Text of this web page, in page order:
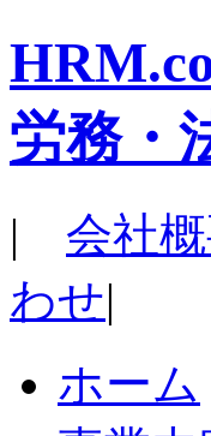
労務・
| 会社
わせ|
ホーム